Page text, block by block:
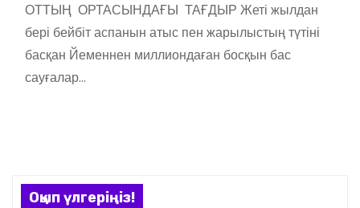
ОТТЫҢ ОРТАСЫНДАҒЫ ТАҒДЫР Жеті жылдан
бері бейбіт аспанын атыс пен жарылыстың түтіні
басқан Йеменнен миллиондаған босқын бас
сауғалар…
Оқып үлгеріңіз!